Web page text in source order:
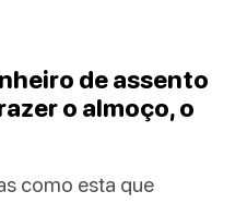
de assento
o almoço, o
como esta que